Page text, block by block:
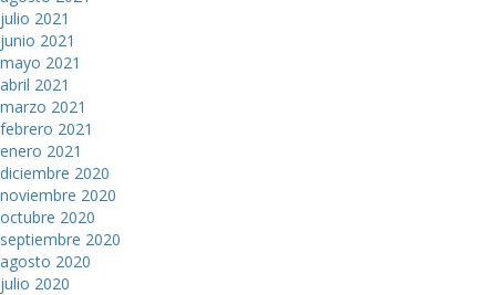
julio 2021
junio 2021
mayo 2021
abril 2021
marzo 2021
febrero 2021
enero 2021
diciembre 2020
noviembre 2020
octubre 2020
septiembre 2020
agosto 2020
julio 2020